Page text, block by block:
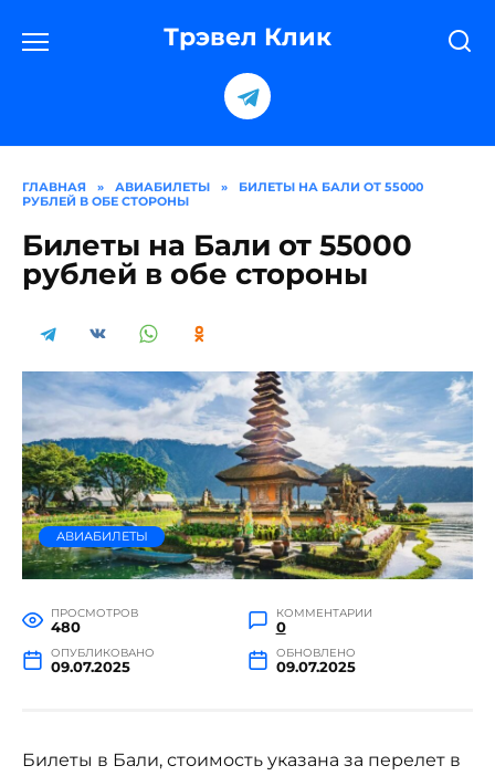
содержанию
Трэвел Клик
ГЛАВНАЯ » АВИАБИЛЕТЫ »
БИЛЕТЫ НА БАЛИ ОТ 55000
РУБЛЕЙ В ОБЕ СТОРОНЫ
Билеты на Бали от 55000
рублей в обе стороны
АВИАБИЛЕТЫ
ПРОСМОТРОВ
480
КОММЕНТАРИИ
0
ОПУБЛИКОВАНО
09.07.2025
ОБНОВЛЕНО
09.07.2025
Билеты в Бали, стоимость указана за перелет в